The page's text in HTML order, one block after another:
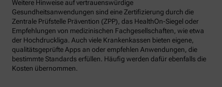
Weitere Hinweise auf vertrauenswürdige
Gesundheitsanwendungen sind eine Zertifizierung durch die
Zentrale Prüfstelle Prävention (ZPP), das HealthOn-Siegel oder
Empfehlungen von medizinischen Fachgesellschaften, wie etwa
der Hochdruckliga. Auch viele Krankenkassen bieten eigene,
qualitätsgeprüfte Apps an oder empfehlen Anwendungen, die
bestimmte Standards erfüllen. Häufig werden dafür ebenfalls die
Kosten übernommen.